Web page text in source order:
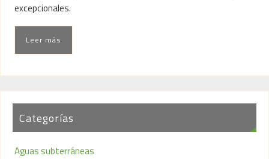
excepcionales.
Leer más
Categorías
Aguas subterráneas